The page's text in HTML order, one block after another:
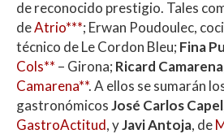
de reconocido prestigio. Tales
deAtrio***; Erwan Poudoulec,
técnico de Le Cordon Bleu; Fina
Cols** – Girona; Ricard Camarena
Camarena**. A ellos se sumarán
gastronómicosJosé Carlos Capel
GastroActitud, yJavi Antoja, de